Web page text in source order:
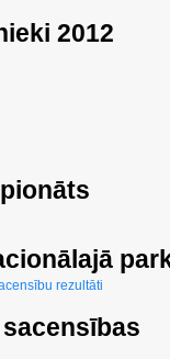
2012
rezultāti